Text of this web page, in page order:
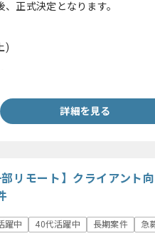
正式決定となります。
)
詳細を見る
リモート】クライアント
躍中 40代活躍中 長期案件 急